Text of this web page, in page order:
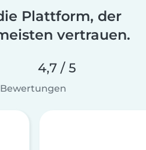
Plattform, der
vertrauen.
4,7 / 5